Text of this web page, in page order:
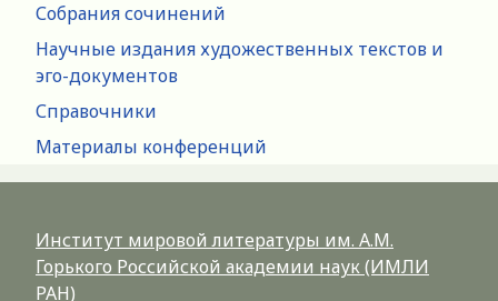
Собрания сочинений
Научные издания художественных текстов и
эго-документов
Справочники
Материалы конференций
Институт мировой литературы им. А.М.
Горького Российской академии наук (ИМЛИ
РАН)